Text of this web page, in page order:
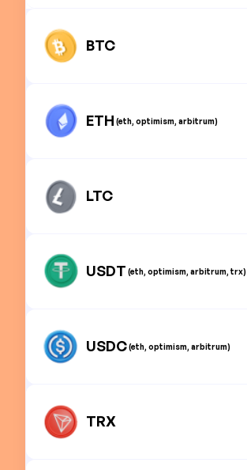
BTC
ETH (eth, optimism, arbitrum)
LTC
USDT (eth, optimism, arbitrum, trx)
USDC(eth, optimism, arbitrum)
TRX